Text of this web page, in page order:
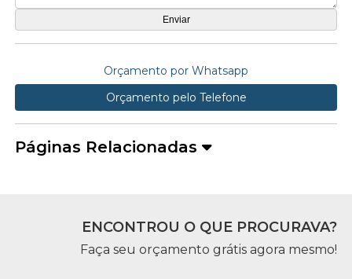
Orçamento por Whatsapp
Orçamento pelo Telefone
Páginas Relacionadas
ENCONTROU O QUE PROCURAVA?
Faça seu orçamento grátis agora mesmo!